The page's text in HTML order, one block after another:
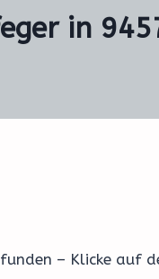
in
– Klicke auf